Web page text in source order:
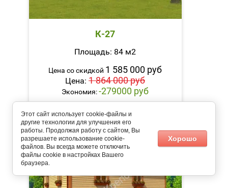
К-27
Площадь: 84 м2
Цена со скидкой 1 585 000 руб
Цена: 1 864 000 руб
Экономия:-279000 руб
Подробнее
Этот сайт использует cookie-файлы и
другие технологии для улучшения его
работы. Продолжая работу с сайтом, Вы
разрешаете использование cookie-
файлов. Вы всегда можете отключить
файлы cookie в настройках Вашего
браузера.
Хорошо